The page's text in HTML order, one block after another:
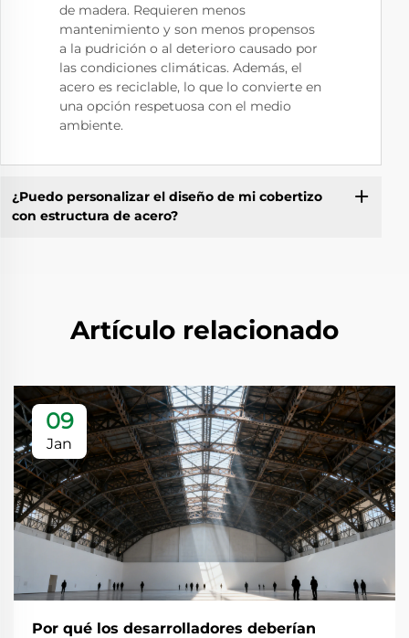
de madera. Requieren menos
mantenimiento y son menos propensos
a la pudrición o al deterioro causado por
las condiciones climáticas. Además, el
acero es reciclable, lo que lo convierte en
una opción respetuosa con el medio
ambiente.
¿Puedo personalizar el diseño de mi cobertizo
con estructura de acero?
Artículo relacionado
09
Jan
Por qué los desarrolladores deberían